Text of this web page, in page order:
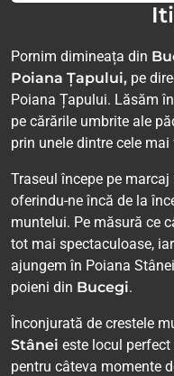
Pornim dimineața din
Poiana Țapului, pe
Poiana Țapului. Lăsăm
pe cărările umbrite ale
prin unele dintre cele
Traseul începe pe
oferindu-ne încă de la
muntelui. Pe măsură ce
tot mai spectaculoase,
ajungem în Poiana
poieni din Bucegi.
Înconjurată de crestele
Stânei este locul
pentru câteva momente